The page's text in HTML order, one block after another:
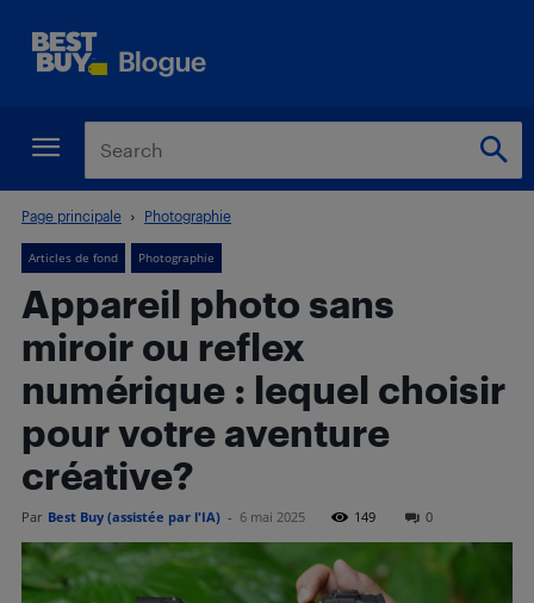
Page principale Photographie
Articles de fond Photographie
Appareil photo sans
miroir ou reflex
numérique : lequel choisir
pour votre aventure
créative?
Par Best Buy (assistée par l'IA) - 6 mai 2025 149 0